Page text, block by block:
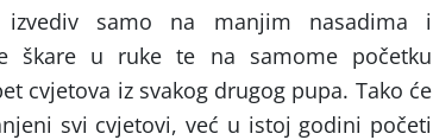
samo na manjim nasadima i
škare u ruke te na samome početku
cvjetova iz svakog drugog pupa. Tako će
svi cvjetovi, već u istoj godini početi